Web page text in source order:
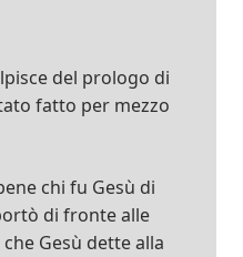
del prologo di
fatto per mezzo
chi fu Gesù di
di fronte alle
Gesù dette alla